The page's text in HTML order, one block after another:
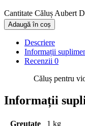
Cantitate Căluș Aubert
Adaugă în coș
Descriere
Informații
Recenzii 0
Căluș pentru
Informații
Greutate 1 kg